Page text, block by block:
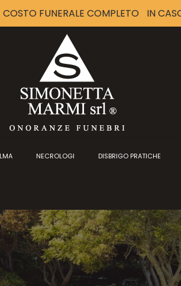
COSTO FUNERALE COMPLETO IN
NECROLOGI DISBRIGO PRATICHE